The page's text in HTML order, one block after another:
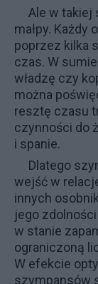
Ale w takiej
małpy. Każdy
poprzez kilka
czas. W
władzę czy
można
resztę czasu
czynności do
i spanie.
Dlatego
wejść w
innych
jego
w stanie
ograniczoną
W efekcie
szympansów